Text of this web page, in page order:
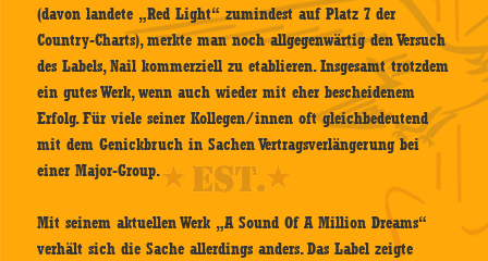
(davon landete „Red Light“ zumindest auf Platz 7 der
Country-Charts), merkte man noch allgegenwärtig den Versuch
des Labels, Nail kommerziell zu etablieren. Insgesamt trotzdem
ein gutes Werk, wenn auch wieder mit eher bescheidenem
Erfolg. Für viele seiner Kollegen/innen oft gleichbedeutend
mit dem Genickbruch in Sachen Vertragsverlängerung bei
einer Major-Group.
Mit seinem aktuellen Werk „A Sound Of A Million Dreams“
verhält sich die Sache allerdings anders. Das Label zeigte